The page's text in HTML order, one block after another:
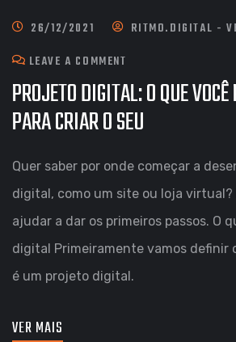
26/12/2021
RITMO.DIGITAL -
LEAVE A COMMENT
PROJETO
DIGITAL:
PROJETO DIGITAL: O QUE
PARA CRIAR O SEU
Quer saber por onde começar a
digital, como um site ou loja virtual?
ajudar a dar os primeiros passos. O
digital Primeiramente vamos definir
é um projeto digital.
VER MAIS